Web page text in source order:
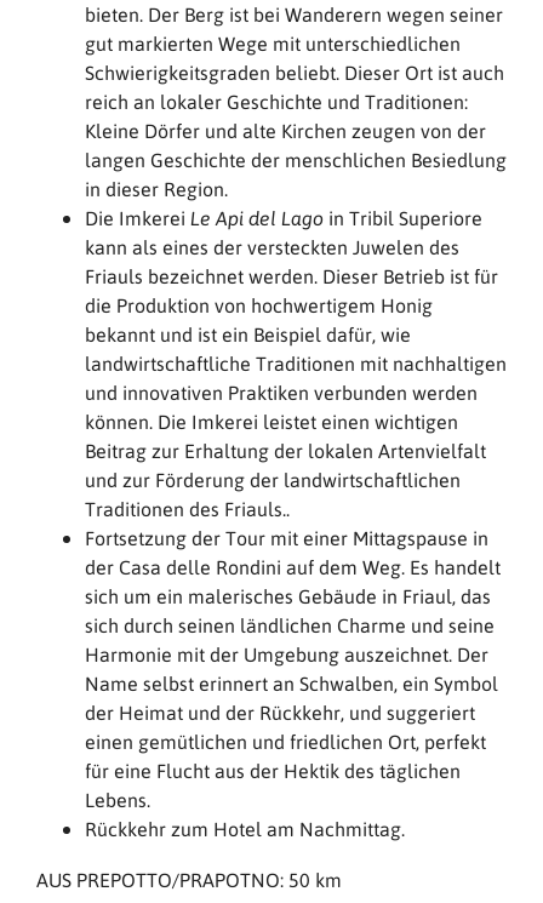
bieten. Der Berg ist bei Wanderern wegen seiner
gut markierten Wege mit unterschiedlichen
Schwierigkeitsgraden beliebt. Dieser Ort ist auch
reich an lokaler Geschichte und Traditionen:
Kleine Dörfer und alte Kirchen zeugen von der
langen Geschichte der menschlichen Besiedlung
in dieser Region.
Die Imkerei Le Api del Lago in Tribil Superiore
kann als eines der versteckten Juwelen des
Friauls bezeichnet werden. Dieser Betrieb ist für
die Produktion von hochwertigem Honig
bekannt und ist ein Beispiel dafür, wie
landwirtschaftliche Traditionen mit nachhaltigen
und innovativen Praktiken verbunden werden
können. Die Imkerei leistet einen wichtigen
Beitrag zur Erhaltung der lokalen Artenvielfalt
und zur Förderung der landwirtschaftlichen
Traditionen des Friauls..
Fortsetzung der Tour mit einer Mittagspause in
der Casa delle Rondini auf dem Weg. Es handelt
sich um ein malerisches Gebäude in Friaul, das
sich durch seinen ländlichen Charme und seine
Harmonie mit der Umgebung auszeichnet. Der
Name selbst erinnert an Schwalben, ein Symbol
der Heimat und der Rückkehr, und suggeriert
einen gemütlichen und friedlichen Ort, perfekt
für eine Flucht aus der Hektik des täglichen
Lebens.
Rückkehr zum Hotel am Nachmittag.
AUS PREPOTTO/PRAPOTNO: 50 km